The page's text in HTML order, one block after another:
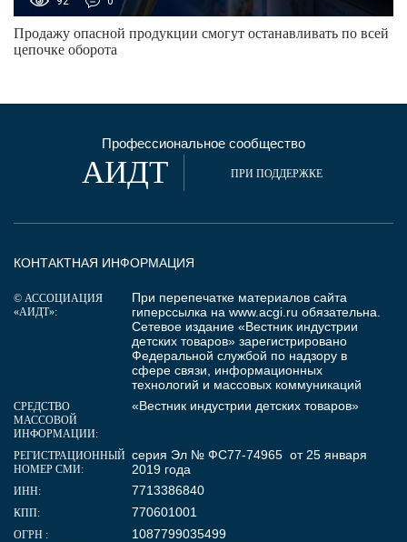
Продажу опасной продукции смогут останавливать по всей
цепочке оборота
Профессиональное сообщество
АИДТ ПРИ ПОДДЕРЖКЕ
КОНТАКТНАЯ ИНФОРМАЦИЯ
© АССОЦИАЦИЯ
«АИДТ»:
При перепечатке материалов сайта
гиперссылка на www.acgi.ru обязательна.
Сетевое издание «Вестник индустрии
детских товаров» зарегистрировано
Федеральной службой по надзору в
сфере связи, информационных
технологий и массовых коммуникаций
СРЕДСТВО
МАССОВОЙ
ИНФОРМАЦИИ:
«Вестник индустрии детских товаров»
РЕГИСТРАЦИОННЫЙ
НОМЕР СМИ:
серия Эл № ФС77-74965 от 25 января
2019 года
ИНН: 7713386840
КПП: 770601001
ОГРН : 1087799035499